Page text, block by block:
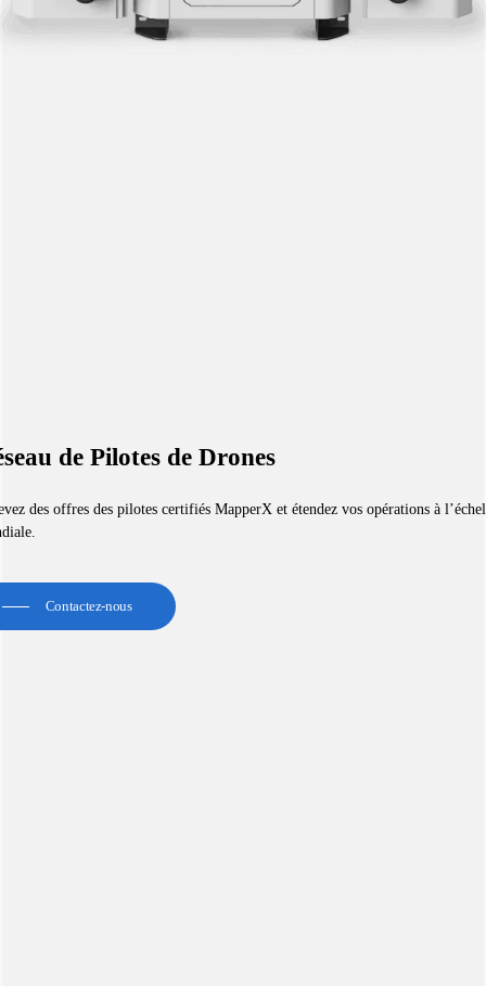
de Pilotes de Drones
des offres des pilotes certifiés MapperX et étendez vos opérations à
Contactez-nous